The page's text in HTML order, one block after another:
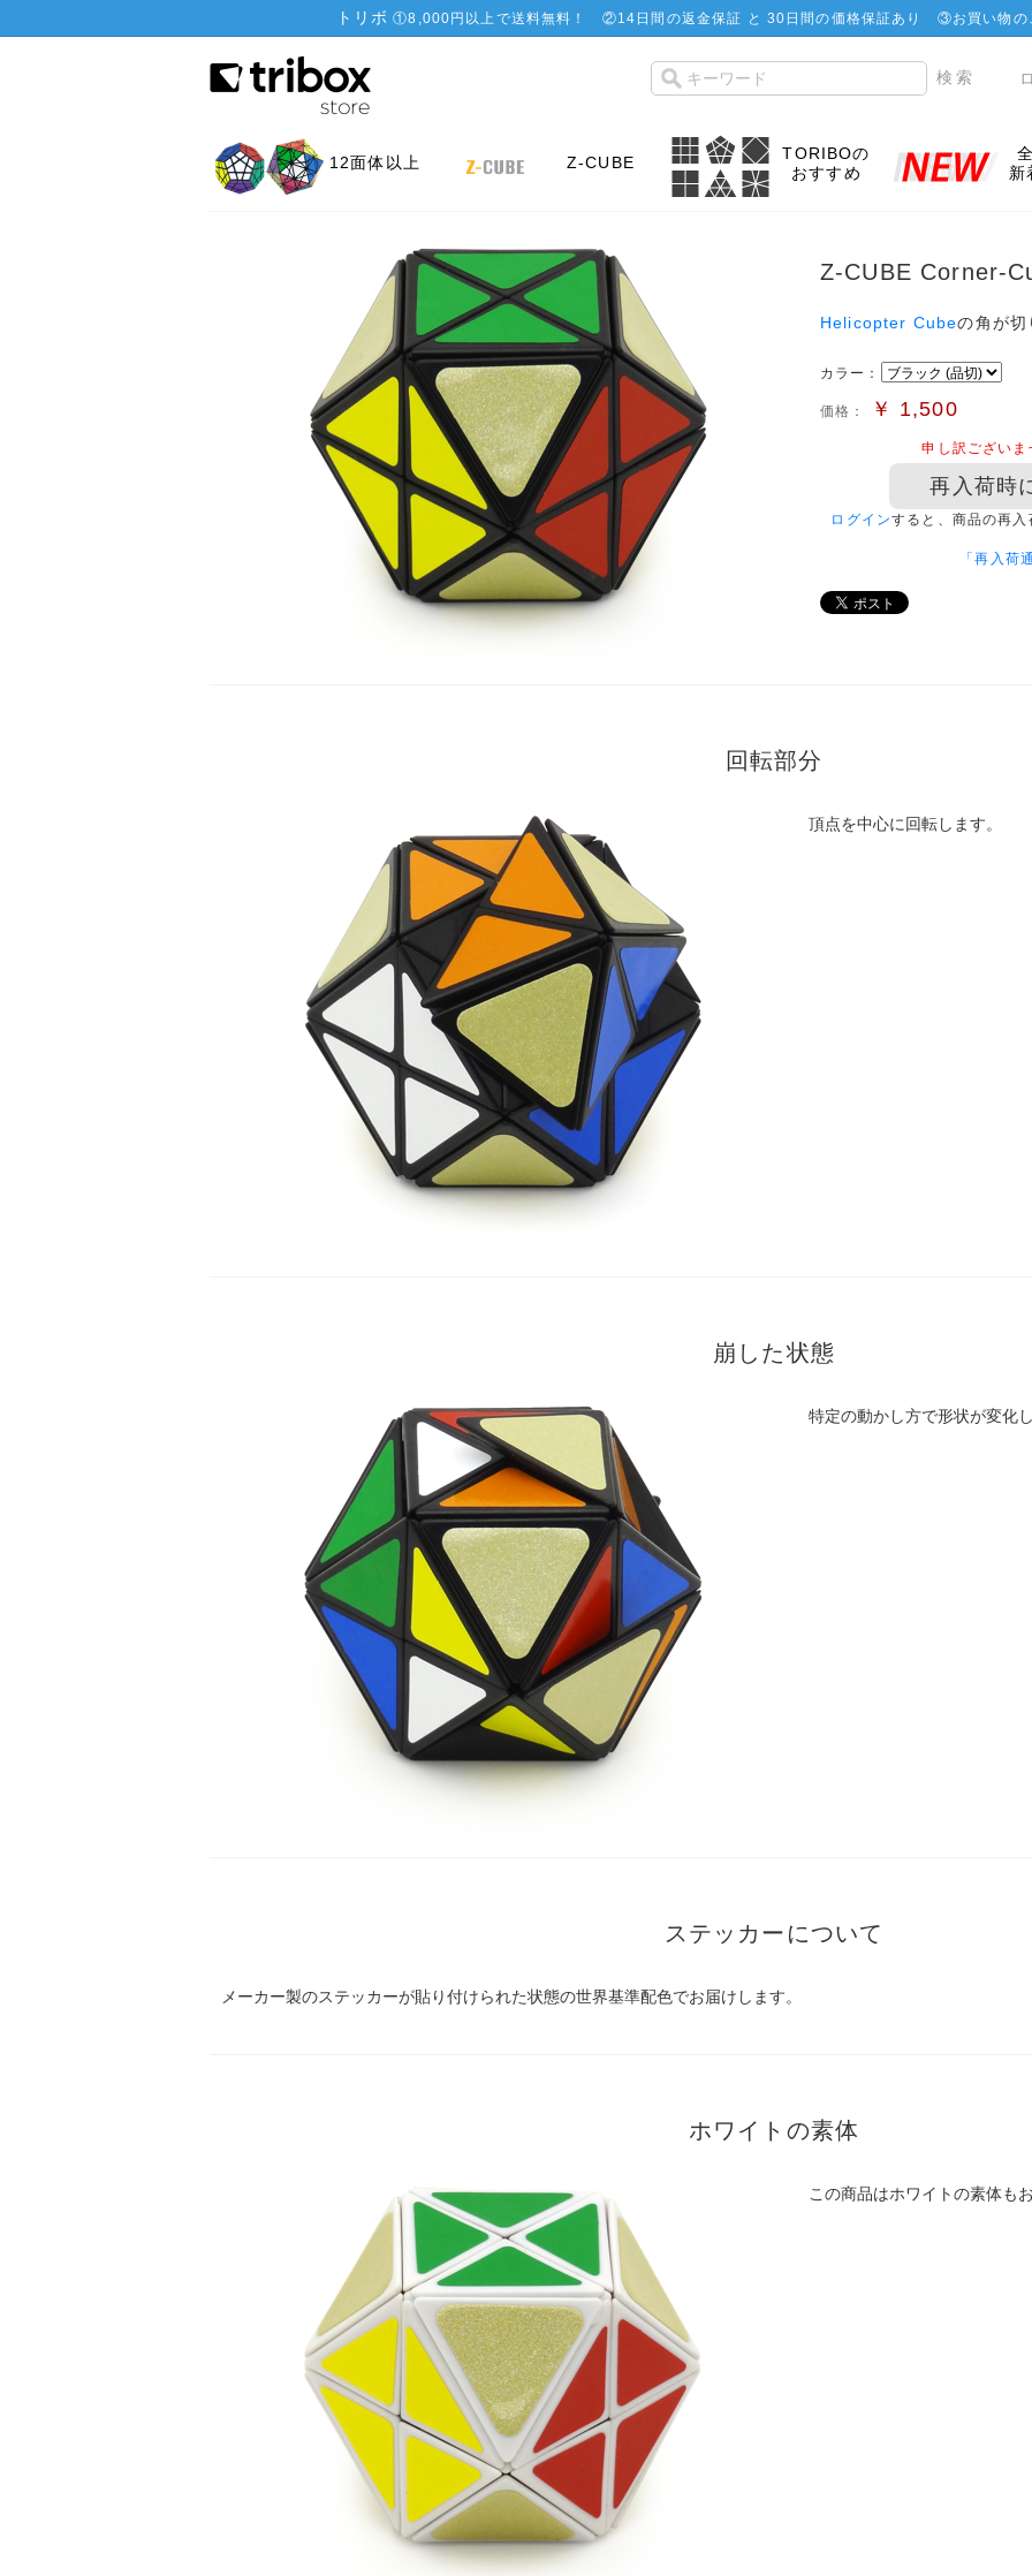
トリボ ①8,000円以上で送料無料！ ②14日間の返金保証 と 30日間の価格保証あり ③お買い物の
12面体以上 Z-CUBE
TORIBOの
おすすめ
新
Z-CUBE Corner-
Helicopter Cubeの角が
カラー：
価格： ￥ 1,500
申し訳ござい
再入荷時
ログインすると、商品の再
「再入荷
回転部分
頂点を中心に回転します。
崩した状態
特定の動かし方で形状が変化
ステッカーについて
メーカー製のステッカーが貼り付けられた状態の世界基準配色でお届けします。
ホワイトの素体
この商品はホワイトの素体も